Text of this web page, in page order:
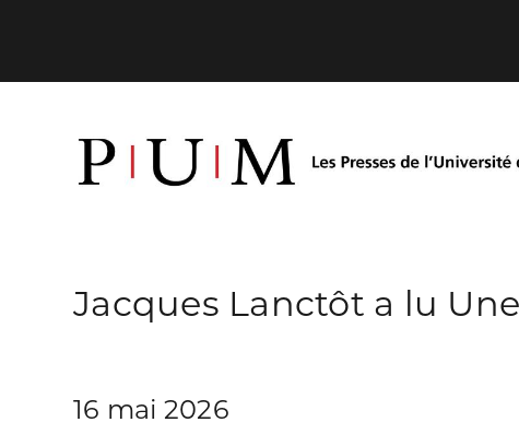
Jacques Lanctôt a lu
16 mai 2026